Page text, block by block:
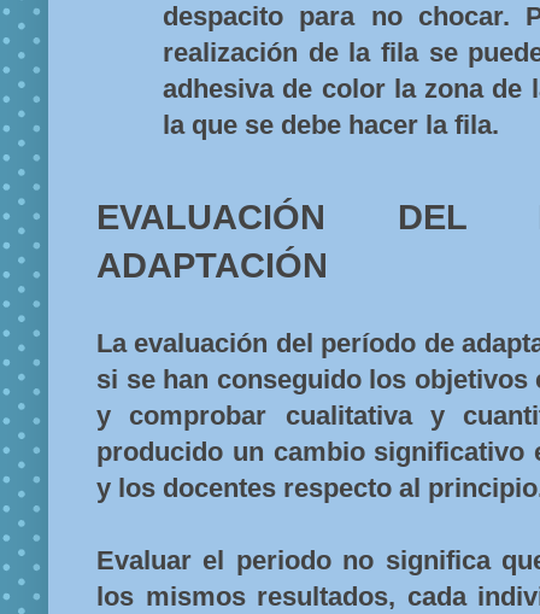
despacito para no chocar.
realización de la fila se
adhesiva de color la zona de
la que se debe hacer la fila.
EVALUACIÓN DEL
ADAPTACIÓN
La evaluación del período de
si se han conseguido los
y comprobar cualitativa y
producido un cambio significativo
y los docentes respecto al
Evaluar el periodo no significa
los mismos resultados, cada